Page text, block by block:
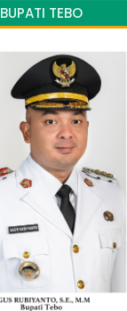
BUPATI TEBO